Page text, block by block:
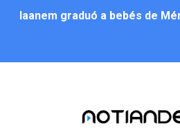
Iaanem graduó a bebés de
Alcalde Nelson Álvarez llevó